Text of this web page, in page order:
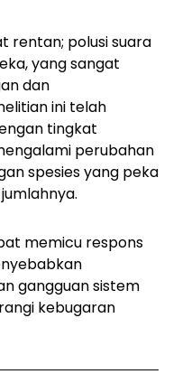
rentan; polusi suara
yang sangat
dan
ini telah
tingkat
perubahan
spesies yang peka
memicu respons
gangguan sistem
kebugaran